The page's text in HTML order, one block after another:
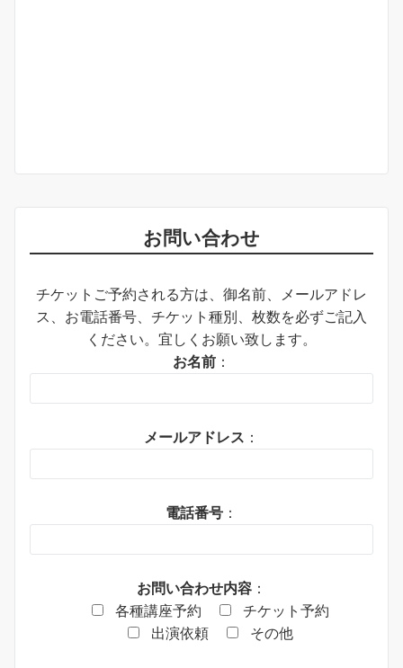
お問い合わせ
チケットご予約される方は、御名前、メールアドレ
ス、お電話番号、チケット種別、枚数を必ずご記入
ください。宜しくお願い致します。
お名前 ：
メールアドレス ：
電話番号 ：
お問い合わせ内容 ：
各種講座予約
チケット予約
出演依頼
その他